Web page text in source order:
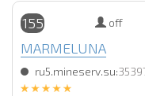
155 off
MARMELUNA
ru5.mineserv.su: